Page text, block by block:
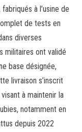
à l’usine de
de tests en
diverses
militaires ont validé
base désignée,
livraison s’inscrit
à maintenir la
notamment en
depuis 2022